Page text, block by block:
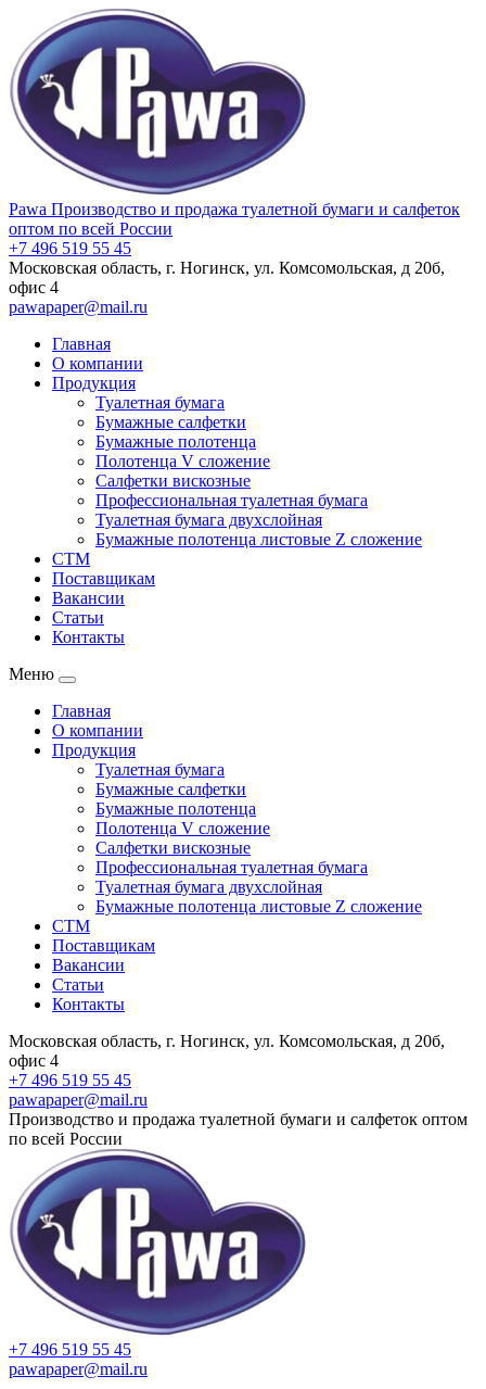
Pawa Производство и продажа туалетной бумаги и салфеток
оптом по всей России
+7 496 519 55 45
Московская область, г. Ногинск, ул. Комсомольская, д 20б,
офис 4
pawapaper@mail.ru
Главная
О компании
Продукция
Туалетная бумага
Бумажные салфетки
Бумажные полотенца
Полотенца V сложение
Салфетки вискозные
Профессиональная туалетная бумага
Туалетная бумага двухслойная
Бумажные полотенца листовые Z сложение
СТМ
Поставщикам
Вакансии
Статьи
Контакты
Меню
Главная
О компании
Продукция
Туалетная бумага
Бумажные салфетки
Бумажные полотенца
Полотенца V сложение
Салфетки вискозные
Профессиональная туалетная бумага
Туалетная бумага двухслойная
Бумажные полотенца листовые Z сложение
СТМ
Поставщикам
Вакансии
Статьи
Контакты
Московская область, г. Ногинск, ул. Комсомольская, д 20б,
офис 4
+7 496 519 55 45
pawapaper@mail.ru
Производство и продажа туалетной бумаги и салфеток оптом
по всей России
+7 496 519 55 45
pawapaper@mail.ru